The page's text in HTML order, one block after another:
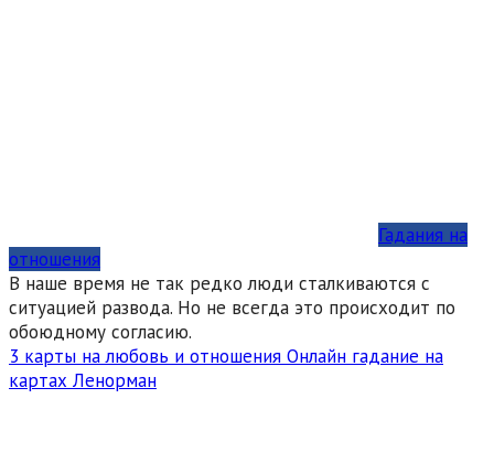
Гадания на
отношения
В наше время не так редко люди сталкиваются с
ситуацией развода. Но не всегда это происходит по
обоюдному согласию.
3 карты на любовь и отношения Онлайн гадание на
картах Ленорман